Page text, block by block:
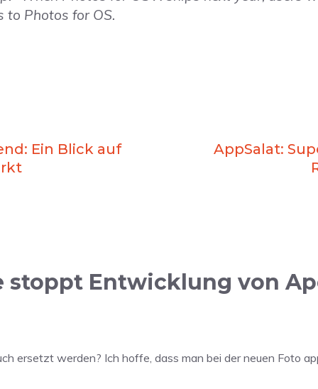
Photos for OS.
Ein Blick auf
AppSalat:
stoppt Entwicklung von
ersetzt werden? Ich hoffe, dass man bei der neuen Foto